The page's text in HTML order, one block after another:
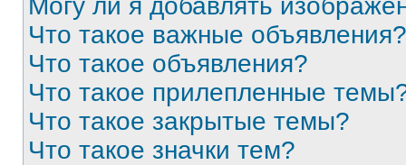
Могу ли я добавлять
Что такое важные объявления?
Что такое объявления?
Что такое прилепленные
Что такое закрытые темы?
Что такое значки тем?